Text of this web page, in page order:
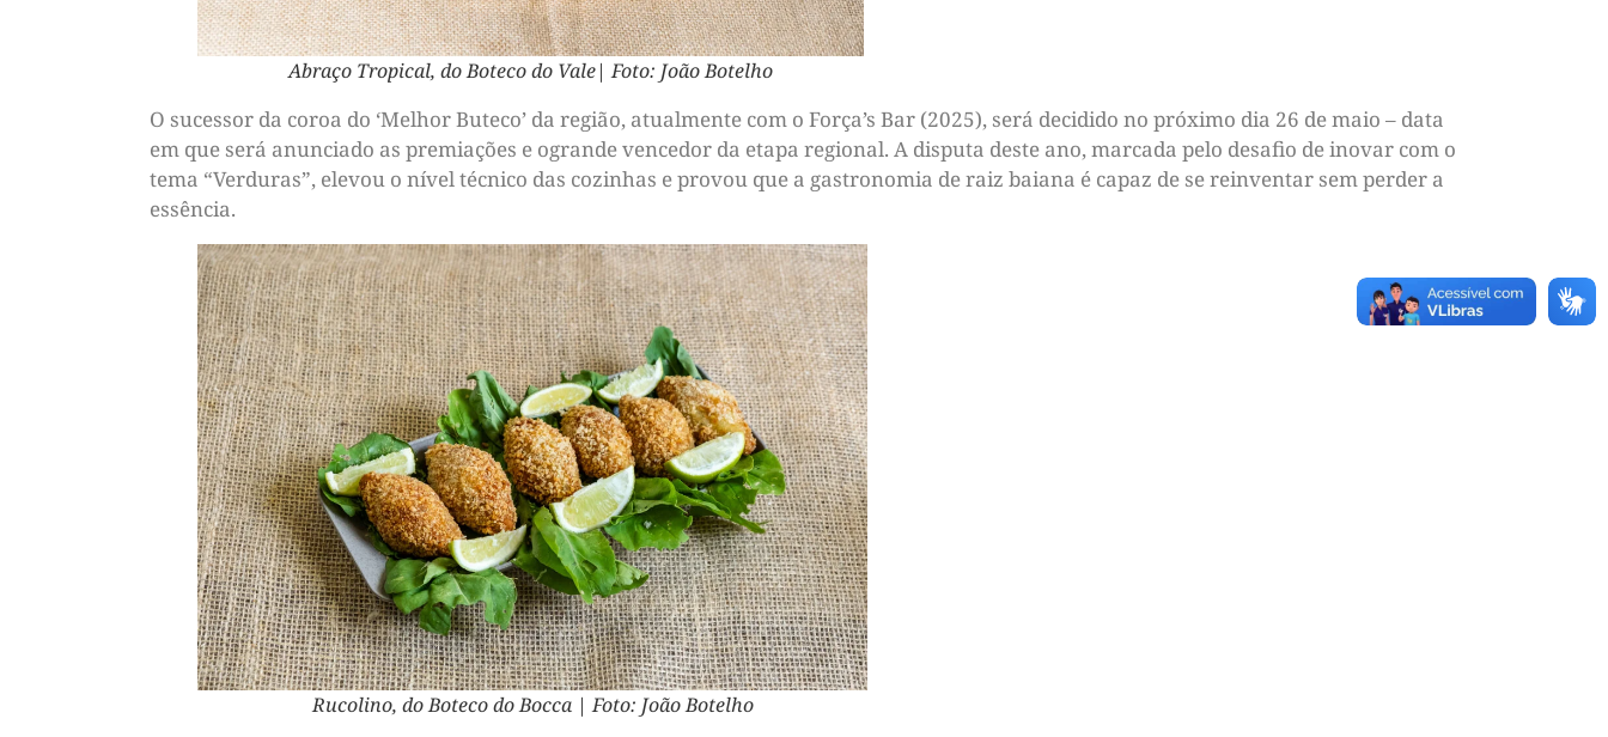
Abraço Tropical, do Boteco do Vale| Foto: João Botelho
O sucessor da coroa do ‘Melhor Buteco’ da região, atualmente com o Força’s Bar (2025), será decidido no próximo dia 26 de maio – data
em que será anunciado as premiações e ogrande vencedor da etapa regional. A disputa deste ano, marcada pelo desafio de inovar com o
tema “Verduras”, elevou o nível técnico das cozinhas e provou que a gastronomia de raiz baiana é capaz de se reinventar sem perder a
essência.
Rucolino, do Boteco do Bocca | Foto: João Botelho